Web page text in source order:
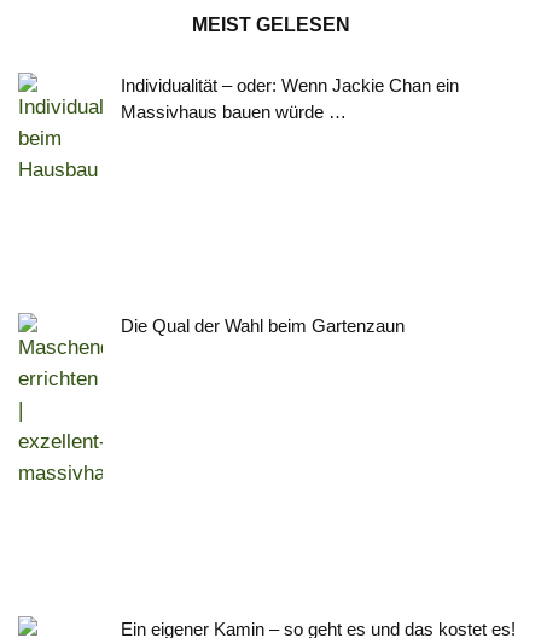
MEIST GELESEN
Individualität – oder: Wenn Jackie Chan ein
Massivhaus bauen würde …
Die Qual der Wahl beim Gartenzaun
Ein eigener Kamin – so geht es und das kostet es!